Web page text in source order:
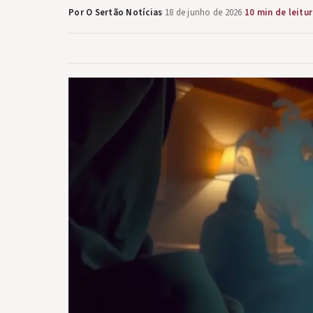
Por O Sertão Notícias·18 de junho de 2026·10 min de